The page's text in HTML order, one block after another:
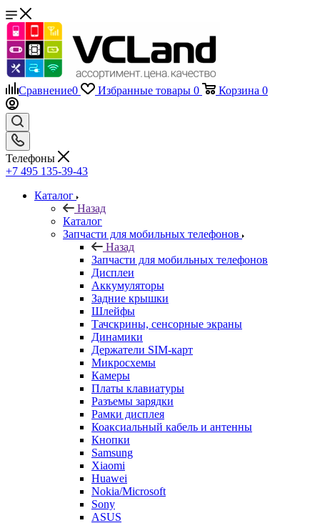
Сравнение0 Избранные товары 0 Корзина 0
Телефоны
+7 495 135-39-43
Каталог
Назад
Каталог
Запчасти для мобильных телефонов
Назад
Запчасти для мобильных телефонов
Дисплеи
Аккумуляторы
Задние крышки
Шлейфы
Тачскрины, сенсорные экраны
Динамики
Держатели SIM-карт
Микросхемы
Камеры
Платы клавиатуры
Разъемы зарядки
Рамки дисплея
Коаксиальный кабель и антенны
Кнопки
Samsung
Xiaomi
Huawei
Nokia/Microsoft
Sony
ASUS